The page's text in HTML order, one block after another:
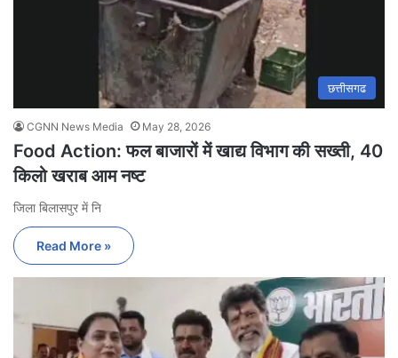
छत्तीसगढ
CGNN News Media May 28, 2026
Food Action: फल बाजारों में खाद्य विभाग की सख्ती, 40
किलो खराब आम नष्ट
जिला बिलासपुर में नि
Read More »